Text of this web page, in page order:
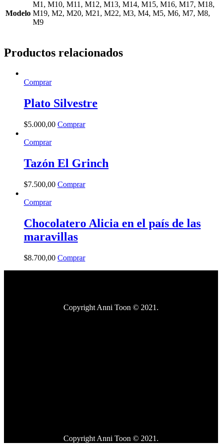
Modelo
M1, M10, M11, M12, M13, M14, M15, M16, M17, M18,
M19, M2, M20, M21, M22, M3, M4, M5, M6, M7, M8,
M9
Productos relacionados
Comprar
Plato Silvestre
$5.000,00 Comprar
Comprar
Tazón El Grinch
$7.500,00 Comprar
Comprar
Chocolatero Alicia en el país de las
maravillas
$8.700,00 Comprar
Copyright Anni Toon © 2021.
Copyright Anni Toon © 2021.